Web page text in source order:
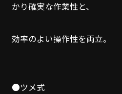
かり確実な作業性と、
効率のよい操作性を両立。
●ツメ式